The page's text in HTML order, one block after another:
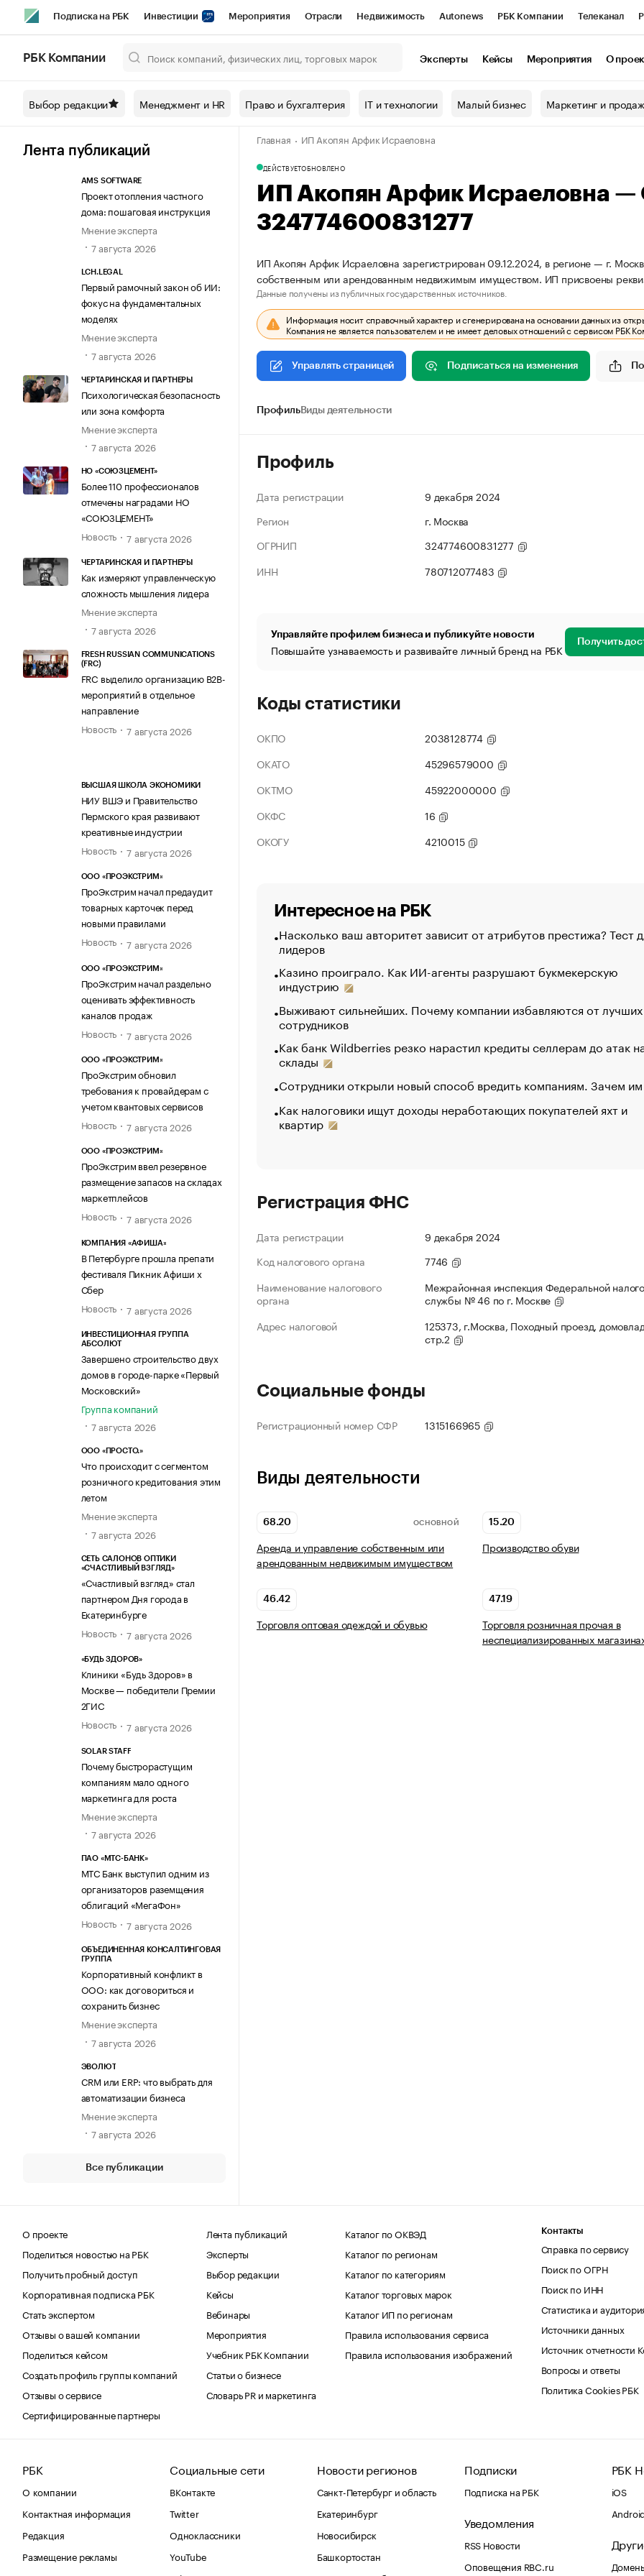
Подписка на РБК Инвестиции Мероприятия Отрасли Недвижимость Autonews РБК Компании Телеканал
Спецпроекты СПб Конференции СПб Спецпроекты Проверка контрагентов
Технологии и медиа Рынок наличной валюты
РБК Компании Эксперты Кейсы Мероприятия О
Выбор редакции Менеджмент и HR Право и бухгалтерия IT и технологии Малый бизнес Маркетинг и
Лента публикаций
AMS SOFTWARE
Проект отопления частного
дома: пошаговая инструкция
Мнение эксперта
7 августа 2026
LCH.LEGAL
Первый рамочный закон об ИИ:
фокус на фундаментальных
моделях
Мнение эксперта
7 августа 2026
ЧЕРТАРИНСКАЯ И ПАРТНЕРЫ
Психологическая безопасность
или зона комфорта
Мнение эксперта
7 августа 2026
НО «СОЮЗЦЕМЕНТ»
Более 110 профессионалов
отмечены наградами НО
«СОЮЗЦЕМЕНТ»
Новость
7 августа 2026
ЧЕРТАРИНСКАЯ И ПАРТНЕРЫ
Как измеряют управленческую
сложность мышления лидера
Мнение эксперта
7 августа 2026
FRESH RUSSIAN COMMUNICATIONS
(FRC)
FRC выделило организацию B2B-
мероприятий в отдельное
направление
Новость
7 августа 2026
ВЫСШАЯ ШКОЛА ЭКОНОМИКИ
НИУ ВШЭ и Правительство
Пермского края развивают
креативные индустрии
Новость
7 августа 2026
ООО «ПРОЭКСТРИМ»
ПроЭкстрим начал предаудит
товарных карточек перед
новыми правилами
Новость
7 августа 2026
ООО «ПРОЭКСТРИМ»
ПроЭкстрим начал раздельно
оценивать эффективность
каналов продаж
Новость
7 августа 2026
ООО «ПРОЭКСТРИМ»
ПроЭкстрим обновил
требования к провайдерам с
учетом квантовых сервисов
Новость
7 августа 2026
ООО «ПРОЭКСТРИМ»
ПроЭкстрим ввел резервное
размещение запасов на складах
маркетплейсов
Новость
7 августа 2026
КОМПАНИЯ «АФИША»
В Петербурге прошла препати
фестиваля Пикник Афиши х
Сбер
Новость
7 августа 2026
ИНВЕСТИЦИОННАЯ ГРУППА
АБСОЛЮТ
Завершено строительство двух
домов в городе-парке «Первый
Московский»
Группа компаний
7 августа 2026
ООО «ПРОСТО.»
Что происходит с сегментом
розничного кредитования этим
летом
Мнение эксперта
7 августа 2026
СЕТЬ САЛОНОВ ОПТИКИ
«СЧАСТЛИВЫЙ ВЗГЛЯД»
«Счастливый взгляд» стал
партнером Дня города в
Екатеринбурге
Новость
7 августа 2026
«БУДЬ ЗДОРОВ»
Клиники «Будь Здоров» в
Москве — победители Премии
2ГИС
Новость
7 августа 2026
SOLAR STAFF
Почему быстрорастущим
компаниям мало одного
маркетинга для роста
Мнение эксперта
7 августа 2026
ПАО «МТС-БАНК»
МТС Банк выступил одним из
организаторов раземщения
облигаций «МегаФон»
Новость
7 августа 2026
ОБЪЕДИНЕННАЯ КОНСАЛТИНГОВАЯ
ГРУППА
Корпоративный конфликт в
ООО: как договориться и
сохранить бизнес
Мнение эксперта
7 августа 2026
ЭВОЛЮТ
CRM или ERP: что выбрать для
автоматизации бизнеса
Мнение эксперта
7 августа 2026
Все публикации
Главная ИП Акопян Арфик Исраеловна
ДЕЙСТВУЕТОБНОВЛЕНО
ИП Акопян Арфик Исраеловна
324774600831277
ИП Акопян Арфик Исраеловна зарегистрирован 09.12.2024, в регионе — г.
собственным или арендованным недвижимым имуществом. ИП присвоены
Данные получены из публичных государственных источников.
Информация носит справочный характер и сгенерирована на основании данных из
Компания не является пользователем и не имеет деловых отношений с сервисом РБК
Управлять страницей Подписаться на изменения
ПрофильВиды деятельности
Профиль
Дата регистрации
9 декабря 2024
Регион
г. Москва
ОГРНИП
324774600831277
ИНН
780712077483
Управляйте профилем бизнеса и публикуйте новости
Повышайте узнаваемость и развивайте личный бренд на РБК Получить
Коды статистики
ОКПО
2038128774
ОКАТО
45296579000
ОКТМО
45922000000
ОКФС
16
ОКОГУ
4210015
Интересное на РБК
Насколько ваш авторитет зависит от атрибутов престижа? Тест
лидеров
Казино проиграло. Как ИИ-агенты разрушают букмекерскую
индустрию
Выживают сильнейших. Почему компании избавляются от лучших
сотрудников
Как банк Wildberries резко нарастил кредиты селлерам до атак
склады
Сотрудники открыли новый способ вредить компаниям. Зачем
Как налоговики ищут доходы неработающих покупателей яхт и
квартир
Регистрация ФНС
Дата регистрации
9 декабря 2024
Код налогового органа
7746
Наименование налогового
органа
Межрайонная инспекция Федеральной
службы № 46 по г. Москве
Адрес налоговой
125373, г.Москва, Походный проезд,
стр.2
Социальные фонды
Регистрационный номер СФР 1315166965
Виды деятельности
68.20 ОСНОВНОЙ
Аренда и управление собственным или
арендованным недвижимым имуществом
15.20
Производство обуви
46.42
Торговля оптовая одеждой и обувью
47.19
Торговля розничная прочая в
неспециализированных
О проекте
Поделиться новостью на РБК
Получить пробный доступ
Корпоративная подписка РБК
Стать экспертом
Отзывы о вашей компании
Поделиться кейсом
Создать профиль группы компаний
Отзывы о сервисе
Сертифицированные партнеры
Лента публикаций
Эксперты
Выбор редакции
Кейсы
Вебинары
Мероприятия
Учебник РБК Компании
Статьи о бизнесе
Словарь PR и маркетинга
Каталог по ОКВЭД
Каталог по регионам
Каталог по категориям
Каталог торговых марок
Каталог ИП по регионам
Правила использования сервиса
Правила использования изображений
Контакты
Справка по сервису
Поиск по ОГРН
Поиск по ИНН
Статистика и
Источники данных
Источник отчетности
Вопросы и ответы
Политика Cookies РБК
РБК
О компании
Контактная информация
Редакция
Размещение рекламы
Социальные сети
ВКонтакте
Twitter
Одноклассники
YouTube
Новости регионов
Санкт-Петербург и область
Екатеринбург
Новосибирск
Башкортостан
Подписки
Подписка на РБК
Уведомления
RSS Новости
Оповещения RBC.ru
РБК
iOS